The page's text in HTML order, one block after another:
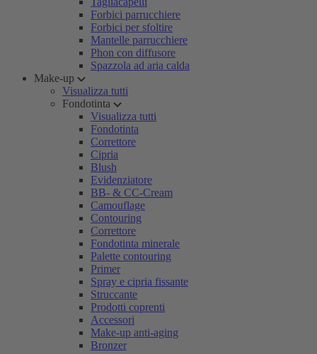
Forbici parrucchiere
Forbici per sfoltire
Mantelle parrucchiere
Phon con diffusore
Spazzola ad aria calda
Make-up
Visualizza tutti
Fondotinta
Visualizza tutti
Fondotinta
Correttore
Cipria
Blush
Evidenziatore
BB- & CC-Cream
Camouflage
Contouring
Correttore
Fondotinta minerale
Palette contouring
Primer
Spray e cipria fissante
Struccante
Prodotti coprenti
Accessori
Make-up anti-aging
Bronzer